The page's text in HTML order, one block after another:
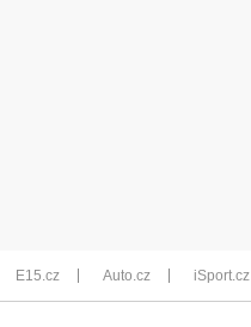
E15.cz Auto.cz iSport.cz